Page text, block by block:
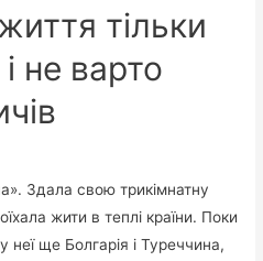
тільки
не варто
Здала свою трикімнатну
жити в теплі країни. Поки
ще Болгарія і Туреччина,